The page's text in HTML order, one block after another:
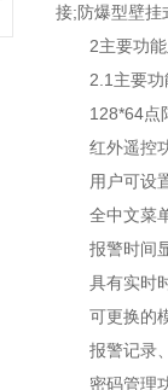
接;防爆型壁挂
2主要功能
2.1主要功
128*64点
红外遥控
用户可设置
全中文菜单
报警时间
具有实时
可更换的模
报警记录、
密码管理功